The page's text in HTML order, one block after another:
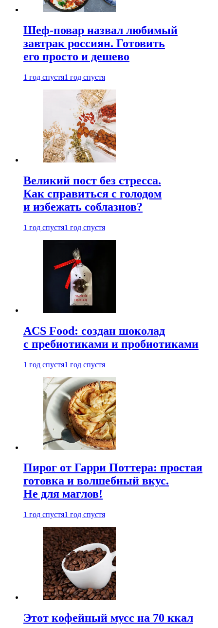
Шеф-повар назвал любимый
завтрак россиян. Готовить
его просто и дешево
1 год спустя1 год спустя
Великий пост без стресса.
Как справиться с голодом
и избежать соблазнов?
1 год спустя1 год спустя
ACS Food: создан шоколад
с пребиотиками и пробиотиками
1 год спустя1 год спустя
Пирог от Гарри Поттера: простая
готовка и волшебный вкус.
Не для маглов!
1 год спустя1 год спустя
Этот кофейный мусс на 70 ккал